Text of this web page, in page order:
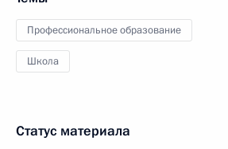
Профессиональное образование
Школа
Статус материала